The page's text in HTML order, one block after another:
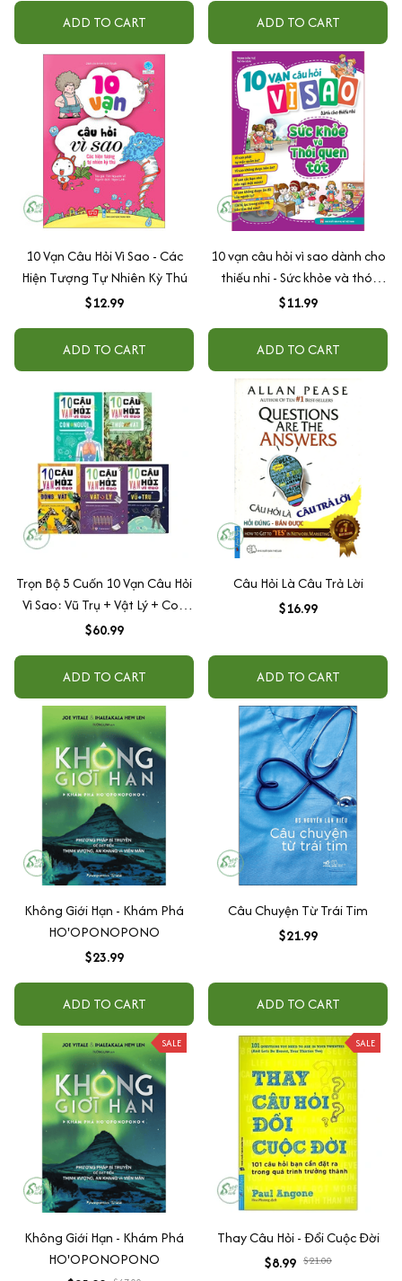
ADD TO CART ADD TO CART
10 Vạn Câu Hỏi Vì Sao - Các
Hiện Tượng Tự Nhiên Kỳ Thú
$12.99
ADD TO CART
10 vạn câu hỏi vì sao dành cho
thiếu nhi - Sức khỏe và thói
quen tốt
$11.99
ADD TO CART
Trọn Bộ 5 Cuốn 10 Vạn Câu Hỏi
Vì Sao: Vũ Trụ + Vật Lý + Con
Người + Thực Vật + Động Vật -
$60.99
ADD TO CART
Câu Hỏi Là Câu Trả Lời
$16.99
ADD TO CART
Không Giới Hạn - Khám Phá
HO'OPONOPONO
$23.99
ADD TO CART
Câu Chuyện Từ Trái Tim
$21.99
ADD TO CART
SALE
Không Giới Hạn - Khám Phá
HO'OPONOPONO
SALE
Thay Câu Hỏi - Đổi Cuộc Đời
$8.99 $21.00